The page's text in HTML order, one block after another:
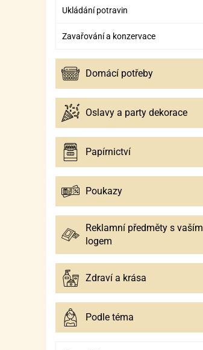
Ukládání potravin
Zavařování a konzervace
Domácí potřeby
Oslavy a party dekorace
Papírnictví
Poukazy
Reklamní předměty s vaším
logem
Zdraví a krása
Podle téma